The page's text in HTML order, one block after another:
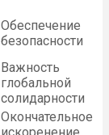
Обеспечение
безопасности
Важность
глобальной
солидарности
Окончательное